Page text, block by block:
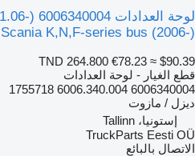
Scania K,N,F-series bus (2006-)
TND 264.800 €78.23 ≈ $90.39
قطع الغيار - لوحة العدادات
6006340004 6006.340.004 1755718
ديزل / مازوت
إستونيا، Tallinn
TruckParts Eesti OÜ
الاتصال بالبائع